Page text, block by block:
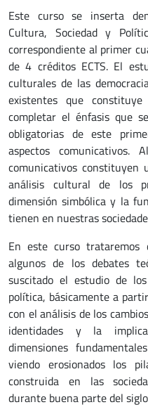
Este curso se inserta
Cultura, Sociedad y
correspondiente al primer
de 4 créditos ECTS. El
culturales de las
existentes que
completar el énfasis que
obligatorias de este
aspectos
comunicativos constituyen
análisis cultural de los
dimensión simbólica y la
tienen en nuestras
En este curso trataremos
algunos de los debates
suscitado el estudio de
política, básicamente a
con el análisis de los
identidades y la
dimensiones
viendo erosionados los
construida en las
durante buena parte del